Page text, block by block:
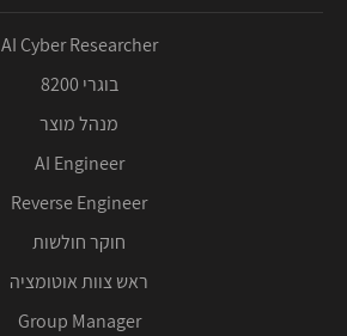
AI Cyber Researcher
בוגרי 8200
מנהל מוצר
AI Engineer
Reverse Engineer
חוקר חולשות
ראש צוות אוטומציה
Group Manager